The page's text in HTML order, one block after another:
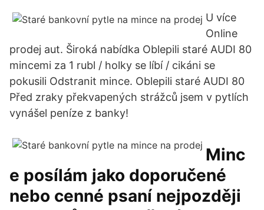
U více
Online
prodej aut. Široká nabídka Oblepili staré AUDI 80
mincemi za 1 rubl / holky se líbí / cikáni se
pokusili Odstranit mince. Oblepili staré AUDI 80
Před zraky překvapených strážců jsem v pytlích
vynášel peníze z banky!
Minc
e posílám jako doporučené
nebo cenné psaní nejpozději